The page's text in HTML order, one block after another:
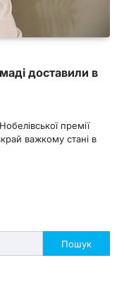
доставили в
премії
важкому стані в
Пошук